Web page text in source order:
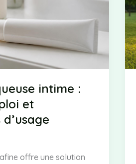
intime :
et
offre une solution